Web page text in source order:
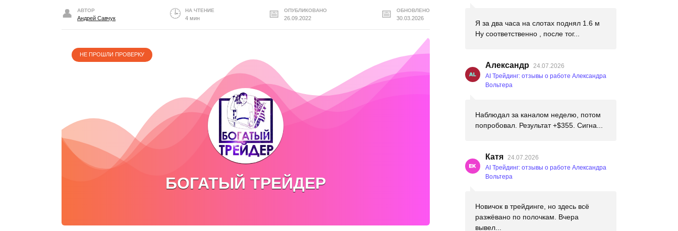
АВТОР
Андрей Савчук
НА ЧТЕНИЕ
4 мин
ОПУБЛИКОВАНО
26.09.2022
ОБНОВЛЕНО
30.03.2026
БОГАТЫЙ ТРЕЙДЕР
НЕ ПРОШЛИ ПРОВЕРКУ
Я за два часа на слотах поднял 1.6 м
Ну соответственно , после тог...
Александр
24.07.2026
AI Трейдинг: отзывы о работе Александра
Вольтера
Наблюдал за каналом неделю, потом
попробовал. Результат +$355. Сигна...
Катя 24.07.2026
AI Трейдинг: отзывы о работе Александра
Вольтера
Новичок в трейдинге, но здесь всё
разжёвано по полочкам. Вчера
вывел...